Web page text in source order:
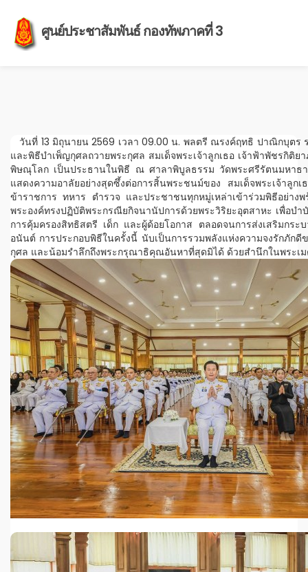
ศูนย์ประชาสัมพันธ์ กองทัพภาคที่ 3
วันที่ 13 มิถุนายน 2569 เวลา 09.00 น. พลตรี ณรงค์ฤทธิ ปาณิกบุตร
และพิธีบำเพ็ญกุศลถวายพระกุศล สมเด็จพระเจ้าลูกเธอ เจ้าฟ้าพัชรกิ
พิษณุโลก เป็นประธานในพิธี ณ ศาลาพิบูลธรรม วัดพระศรีรัตนมหาธ
แสดงความอาลัยอย่างสุดซึ้งต่อการสิ้นพระชนม์ของ สมเด็จพระเจ้า
ข้าราชการ ทหาร ตำรวจ และประชาชนทุกหมู่เหล่าเข้าร่วมพิธีอย่าง
พระองค์ทรงปฏิบัติพระกรณียกิจนานัปการด้วยพระวิริยะอุตสาหะ เพื่อ
การคุ้มครองสิทธิสตรี เด็ก และผู้ด้อยโอกาส ตลอดจนการส่งเสริมกร
อนันต์ การประกอบพิธีในครั้งนี้ นับเป็นการรวมพลังแห่งความจงรักภัก
กุศล และน้อมรำลึกถึงพระกรุณาธิคุณอันหาที่สุดมิได้ ด้วยสำนึกในพระ